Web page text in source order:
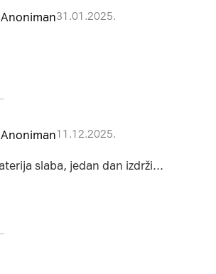
Anoniman31.01.2025.
Anoniman11.12.2025.
slaba, jedan dan izdrži...